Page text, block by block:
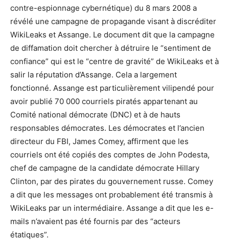
contre-espionnage cybernétique) du 8 mars 2008 a
révélé une campagne de propagande visant à discréditer
WikiLeaks et Assange. Le document dit que la campagne
de diffamation doit chercher à détruire le “sentiment de
confiance” qui est le “centre de gravité” de WikiLeaks et à
salir la réputation d’Assange. Cela a largement
fonctionné. Assange est particulièrement vilipendé pour
avoir publié 70 000 courriels piratés appartenant au
Comité national démocrate (DNC) et à de hauts
responsables démocrates. Les démocrates et l’ancien
directeur du FBI, James Comey, affirment que les
courriels ont été copiés des comptes de John Podesta,
chef de campagne de la candidate démocrate Hillary
Clinton, par des pirates du gouvernement russe. Comey
a dit que les messages ont probablement été transmis à
WikiLeaks par un intermédiaire. Assange a dit que les e-
mails n’avaient pas été fournis par des “acteurs
étatiques”.